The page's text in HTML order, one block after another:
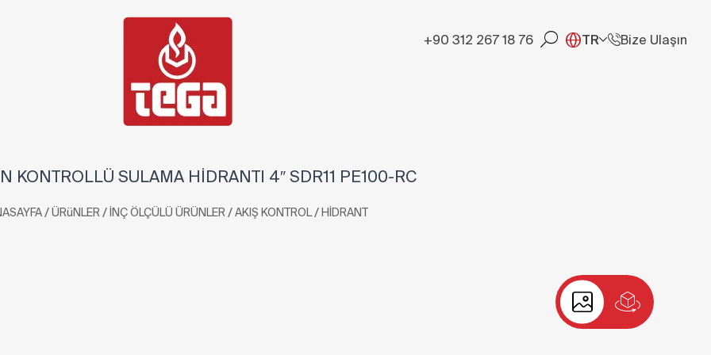
+90 312 267 18 76 TR Bize Ulaşın
KONTROLLÜ SULAMA HİDRANTI 4″ SDR11 PE100-RC
/ÜRüNLER /İNÇ ÖLÇÜLÜ ÜRÜNLER /AKIŞ KONTROL/HİDRANT